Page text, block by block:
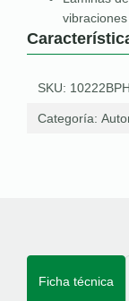
vibraciones
SKU:
Categoría:
Ficha técnica